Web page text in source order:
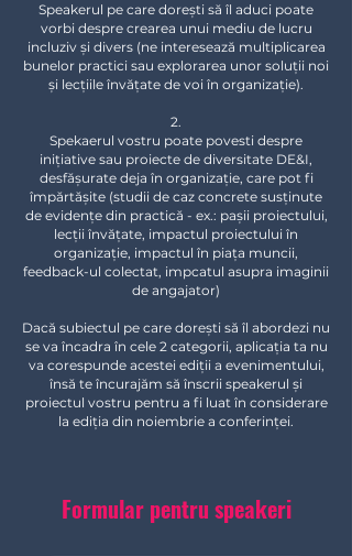
Speakerul pe care dorești să îl aduci poate
vorbi despre crearea unui mediu de lucru
incluziv și divers (ne interesează multiplicarea
bunelor practici sau explorarea unor soluții noi
și lecțiile învățate de voi în organizație).
2.
Spekaerul vostru poate povesti despre
inițiative sau proiecte de diversitate DE&I,
desfășurate deja în organizație, care pot fi
împărtășite (studii de caz concrete susținute
de evidențe din practică - ex.: pașii proiectului,
lecții învățate, impactul proiectului în
organizație, impactul în piața muncii,
feedback-ul colectat, impcatul asupra imaginii
de angajator)
Dacă subiectul pe care dorești să îl abordezi nu
se va încadra în cele 2 categorii, aplicația ta nu
va corespunde acestei ediții a evenimentului,
însă te încurajăm să înscrii speakerul și
proiectul vostru pentru a fi luat în considerare
la ediția din noiembrie a conferinței.
Formular pentru speakeri